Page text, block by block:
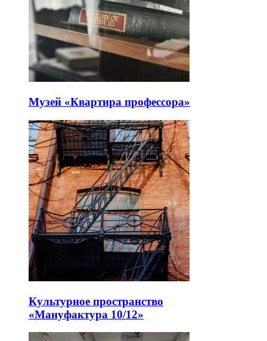
Музей «Квартира профессора»
Культурное пространство
«Мануфактура 10/12»